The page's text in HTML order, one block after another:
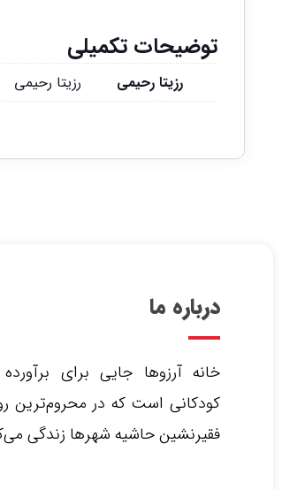
توضیحات تکمیلی
رزیتا رحیمی رزیتا رحیمی
درباره ما
خانه آرزوها جایی برای
کودکانی است که در محروم‌ترین
فقیرنشین حاشیه شهرها زندگی